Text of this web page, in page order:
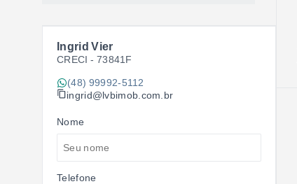
Ingrid Vier
CRECI - 73841F
(48) 99992-5112
ingrid@lvbimob.com.br
Nome
Telefone